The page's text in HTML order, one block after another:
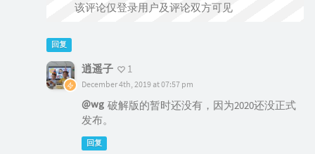
该评论仅登录用户及评论双方可见
回复
逍遥子 1
December 4th, 2019 at 07:57 pm
@wg 破解版的暂时还没有，因为2020还没正式
发布。
回复